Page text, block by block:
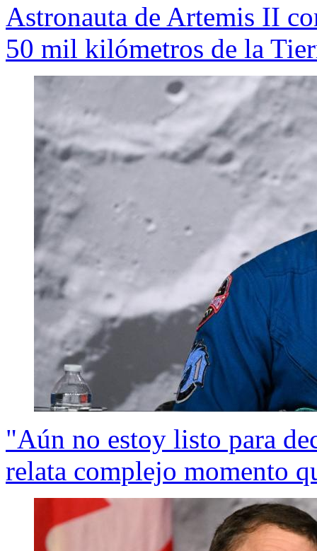
Astronauta de Artemis II
50 mil kilómetros de la
"Aún no estoy listo para
relata complejo momento